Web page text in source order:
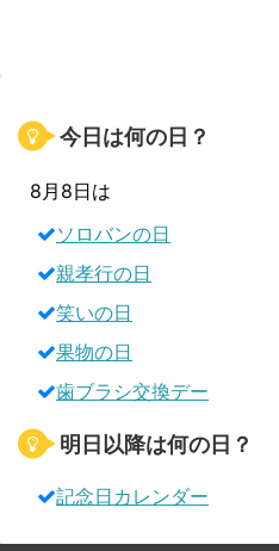
今日は何の日？
8月8日は
ソロバンの日
親孝行の日
笑いの日
果物の日
歯ブラシ交換デー
明日以降は何の日？
記念日カレンダー